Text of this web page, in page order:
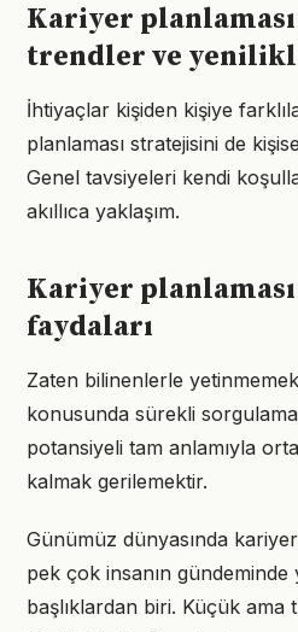
Kariyer
trendler ve
İhtiyaçlar kişiden kişiye
planlaması stratejisini de
Genel tavsiyeleri kendi
akıllıca yaklaşım.
Kariyer
faydaları
Zaten bilinenlerle
konusunda sürekli
potansiyeli tam anlamıyla
kalmak gerilemektir.
Günümüz dünyasında
pek çok insanın
başlıklardan biri. Küçük ama